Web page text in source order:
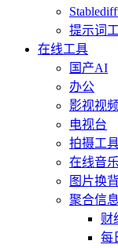
提示词
在线工具
国产AI
办公
影视视频
电视台
拍摄工
在线音乐
图片换
聚合信息
财
每